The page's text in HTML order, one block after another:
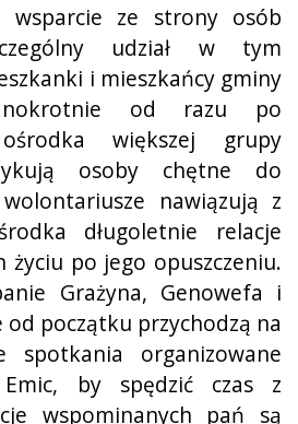
wsparcie ze strony osób
udział w tym
i mieszkańcy gminy
od razu po
większej grupy
osoby chętne do
nawiązują z
długoletnie relacje
życiu po jego opuszczeniu.
Grażyna, Genowefa i
od początku przychodzą na
organizowane
by spędzić czas z
wspominanych pań są